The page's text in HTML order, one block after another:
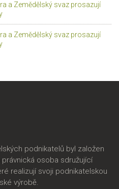
a Zemědělský svaz prosazují
a Zemědělský svaz prosazují
podnikatelů byl založen
osoba sdružující
realizují svoji podnikatelskou
výrobě.